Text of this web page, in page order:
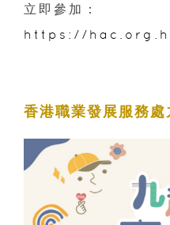
立即參加：
https://
香港職業發展服務處